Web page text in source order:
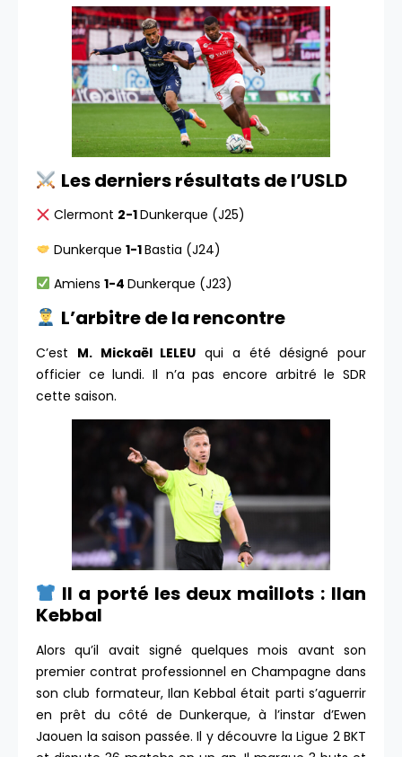
Les derniers résultats de l’USLD
Clermont 2-1Dunkerque (J25)
Dunkerque 1-1Bastia (J24)
Amiens 1-4 Dunkerque (J23)
L’arbitre de la rencontre
C’est M. Mickaël LELEU qui a été désigné pour
officier ce lundi. Il n’a pas encore arbitré le SDR
cette saison.
Il a porté les deux maillots : Ilan
Kebbal
Alors qu’il avait signé quelques mois avant son
premier contrat professionnel en Champagne dans
son club formateur, Ilan Kebbal était parti s’aguerrir
en prêt du côté de Dunkerque, à l’instar d’Ewen
Jaouen la saison passée. Il y découvre la Ligue 2 BKT